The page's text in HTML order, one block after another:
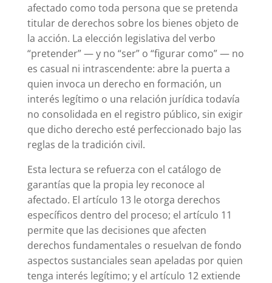
afectado como toda persona que se pretenda
titular de derechos sobre los bienes objeto de
la acción. La elección legislativa del verbo
“pretender” — y no “ser” o “figurar como” — no
es casual ni intrascendente: abre la puerta a
quien invoca un derecho en formación, un
interés legítimo o una relación jurídica todavía
no consolidada en el registro público, sin exigir
que dicho derecho esté perfeccionado bajo las
reglas de la tradición civil.
Esta lectura se refuerza con el catálogo de
garantías que la propia ley reconoce al
afectado. El artículo 13 le otorga derechos
específicos dentro del proceso; el artículo 11
permite que las decisiones que afecten
derechos fundamentales o resuelvan de fondo
aspectos sustanciales sean apeladas por quien
tenga interés legítimo; y el artículo 12 extiende